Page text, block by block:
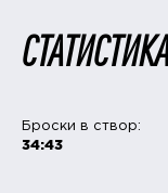
СТАТИСТИКА
Броски в створ:
34:43